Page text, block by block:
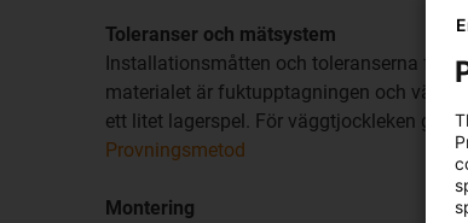
Toleranser och mätsystem
Installationsmåtten och toleranserna för
materialet är fuktupptagningen och
ett litet lagerspel. För väggtjockleken
Provningsmetod
Montering